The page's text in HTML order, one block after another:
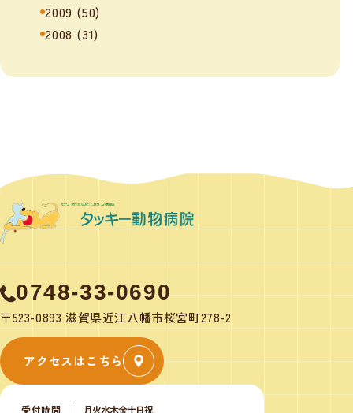
2009 (50)
2008 (31)
0748-33-0690
〒523-0893 滋賀県近江八幡市桜宮町278-2
アクセスはこちら
受付時間 月火水木金土日祝